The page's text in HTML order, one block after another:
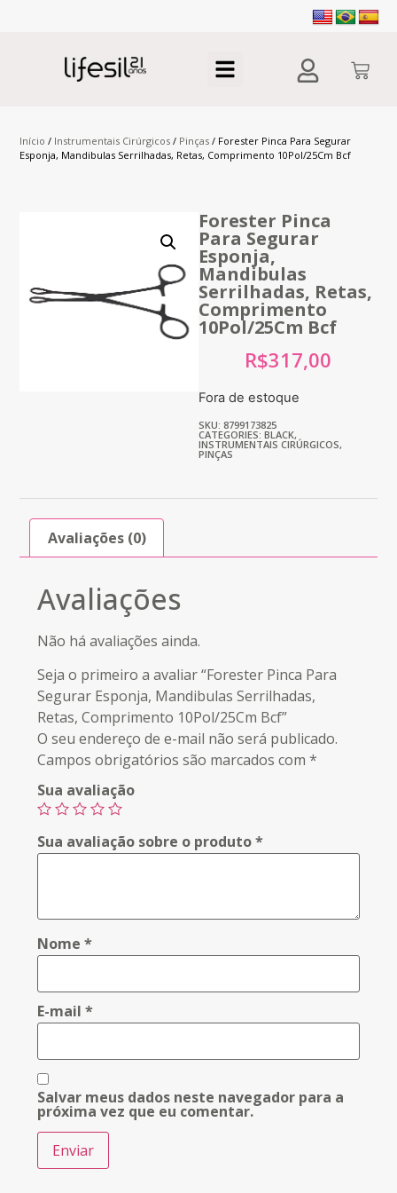
Início / Instrumentais Cirúrgicos / Pinças / Forester Pinca Para Segurar
Esponja, Mandibulas Serrilhadas, Retas, Comprimento 10Pol/25Cm Bcf
Forester Pinca
Para Segurar
Esponja,
Mandibulas
Serrilhadas, Retas,
Comprimento
10Pol/25Cm Bcf
R$317,00
Fora de estoque
SKU: 8799173825
CATEGORIES: BLACK,
INSTRUMENTAIS CIRÚRGICOS,
PINÇAS
Avaliações (0)
Avaliações
Não há avaliações ainda.
Seja o primeiro a avaliar “Forester Pinca Para
Segurar Esponja, Mandibulas Serrilhadas,
Retas, Comprimento 10Pol/25Cm Bcf”
O seu endereço de e-mail não será publicado.
Campos obrigatórios são marcados com*
Sua avaliação
Sua avaliação sobre o produto*
Nome*
E-mail*
Salvar meus dados neste navegador para a
próxima vez que eu comentar.